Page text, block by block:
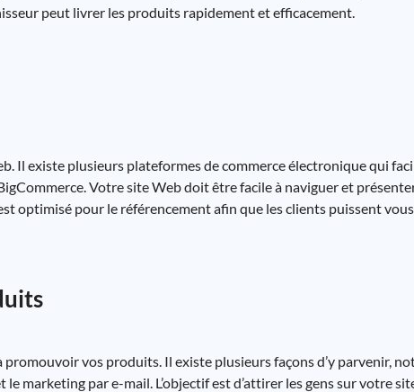
peut livrer les produits rapidement et efficacement.
Il existe plusieurs plateformes de commerce électronique qui
Votre site Web doit être facile à naviguer et
optimisé pour le référencement afin que les clients puissent
vos produits. Il existe plusieurs façons d’y parvenir,
marketing par e-mail. L’objectif est d’attirer les gens sur votre